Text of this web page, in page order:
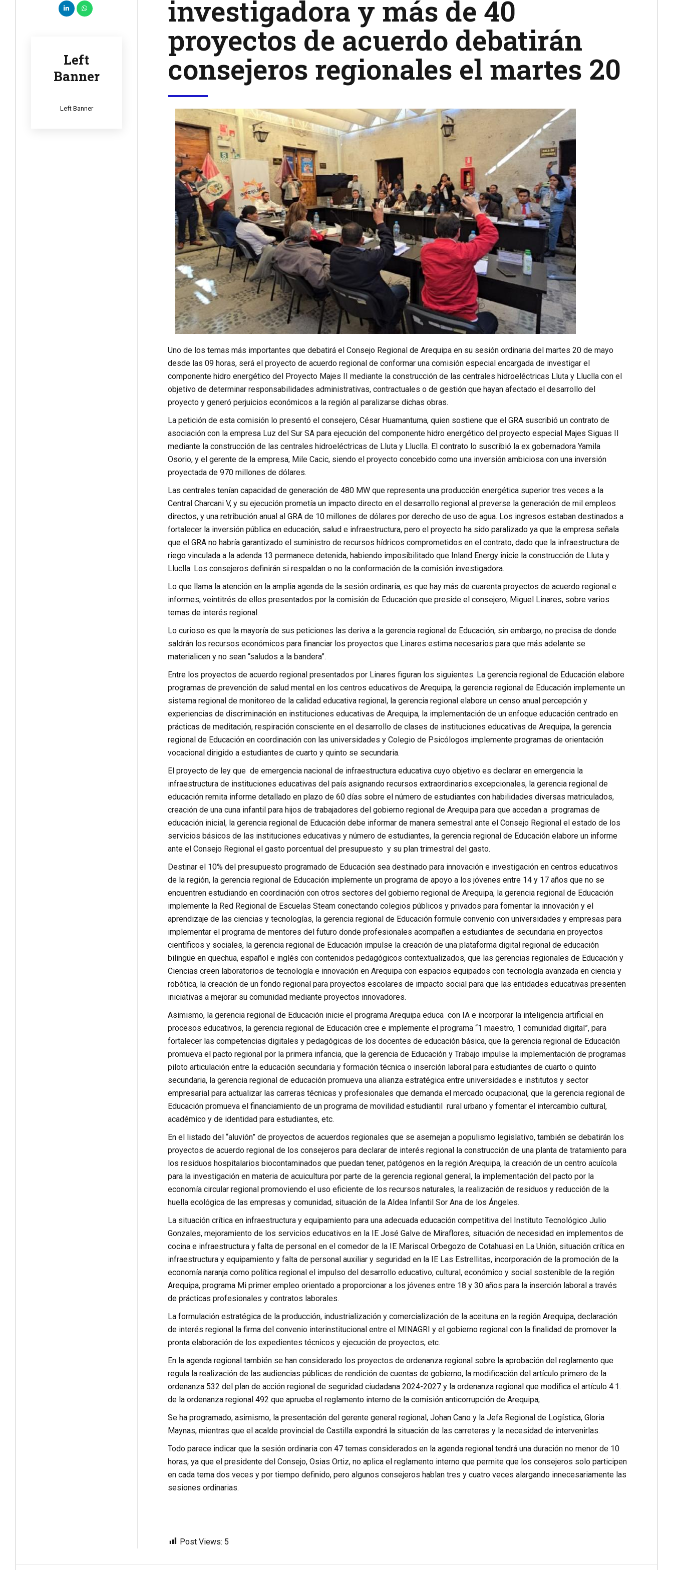
Left
Banner
Left Banner
investigadora y más de 40
proyectos de acuerdo debatirán
consejeros regionales el martes 20
Uno de los temas más importantes que debatirá el Consejo Regional de Arequipa en su sesión ordinaria del martes 20 de mayo
desde las 09 horas, será el proyecto de acuerdo regional de conformar una comisión especial encargada de investigar el
componente hidro energético del Proyecto Majes II mediante la construcción de las centrales hidroeléctricas Lluta y Lluclla con el
objetivo de determinar responsabilidades administrativas, contractuales o de gestión que hayan afectado el desarrollo del
proyecto y generó perjuicios económicos a la región al paralizarse dichas obras.
La petición de esta comisión lo presentó el consejero, César Huamantuma, quien sostiene que el GRA suscribió un contrato de
asociación con la empresa Luz del Sur SA para ejecución del componente hidro energético del proyecto especial Majes Siguas II
mediante la construcción de las centrales hidroeléctricas de Lluta y Lluclla. El contrato lo suscribió la ex gobernadora Yamila
Osorio, y el gerente de la empresa, Mile Cacic, siendo el proyecto concebido como una inversión ambiciosa con una inversión
proyectada de 970 millones de dólares.
Las centrales tenían capacidad de generación de 480 MW que representa una producción energética superior tres veces a la
Central Charcani V, y su ejecución prometía un impacto directo en el desarrollo regional al preverse la generación de mil empleos
directos, y una retribución anual al GRA de 10 millones de dólares por derecho de uso de agua. Los ingresos estaban destinados a
fortalecer la inversión pública en educación, salud e infraestructura, pero el proyecto ha sido paralizado ya que la empresa señala
que el GRA no habría garantizado el suministro de recursos hídricos comprometidos en el contrato, dado que la infraestructura de
riego vinculada a la adenda 13 permanece detenida, habiendo imposibilitado que Inland Energy inicie la construcción de Lluta y
Lluclla. Los consejeros definirán si respaldan o no la conformación de la comisión investigadora.
Lo que llama la atención en la amplia agenda de la sesión ordinaria, es que hay más de cuarenta proyectos de acuerdo regional e
informes, veintitrés de ellos presentados por la comisión de Educación que preside el consejero, Miguel Linares, sobre varios
temas de interés regional.
Lo curioso es que la mayoría de sus peticiones las deriva a la gerencia regional de Educación, sin embargo, no precisa de donde
saldrán los recursos económicos para financiar los proyectos que Linares estima necesarios para que más adelante se
materialicen y no sean “saludos a la bandera”.
Entre los proyectos de acuerdo regional presentados por Linares figuran los siguientes. La gerencia regional de Educación elabore
programas de prevención de salud mental en los centros educativos de Arequipa, la gerencia regional de Educación implemente un
sistema regional de monitoreo de la calidad educativa regional, la gerencia regional elabore un censo anual percepción y
experiencias de discriminación en instituciones educativas de Arequipa, la implementación de un enfoque educación centrado en
prácticas de meditación, respiración consciente en el desarrollo de clases de instituciones educativas de Arequipa, la gerencia
regional de Educación en coordinación con las universidades y Colegio de Psicólogos implemente programas de orientación
vocacional dirigido a estudiantes de cuarto y quinto se secundaria.
El proyecto de ley que de emergencia nacional de infraestructura educativa cuyo objetivo es declarar en emergencia la
infraestructura de instituciones educativas del país asignando recursos extraordinarios excepcionales, la gerencia regional de
educación remita informe detallado en plazo de 60 días sobre el número de estudiantes con habilidades diversas matriculados,
creación de una cuna infantil para hijos de trabajadores del gobierno regional de Arequipa para que accedan a programas de
educación inicial, la gerencia regional de Educación debe informar de manera semestral ante el Consejo Regional el estado de los
servicios básicos de las instituciones educativas y número de estudiantes, la gerencia regional de Educación elabore un informe
ante el Consejo Regional el gasto porcentual del presupuesto y su plan trimestral del gasto.
Destinar el 10% del presupuesto programado de Educación sea destinado para innovación e investigación en centros educativos
de la región, la gerencia regional de Educación implemente un programa de apoyo a los jóvenes entre 14 y 17 años que no se
encuentren estudiando en coordinación con otros sectores del gobierno regional de Arequipa, la gerencia regional de Educación
implemente la Red Regional de Escuelas Steam conectando colegios públicos y privados para fomentar la innovación y el
aprendizaje de las ciencias y tecnologías, la gerencia regional de Educación formule convenio con universidades y empresas para
implementar el programa de mentores del futuro donde profesionales acompañen a estudiantes de secundaria en proyectos
científicos y sociales, la gerencia regional de Educación impulse la creación de una plataforma digital regional de educación
bilingüe en quechua, español e inglés con contenidos pedagógicos contextualizados, que las gerencias regionales de Educación y
Ciencias creen laboratorios de tecnología e innovación en Arequipa con espacios equipados con tecnología avanzada en ciencia y
robótica, la creación de un fondo regional para proyectos escolares de impacto social para que las entidades educativas presenten
iniciativas a mejorar su comunidad mediante proyectos innovadores.
Asimismo, la gerencia regional de Educación inicie el programa Arequipa educa con IA e incorporar la inteligencia artificial en
procesos educativos, la gerencia regional de Educación cree e implemente el programa “1 maestro, 1 comunidad digital”, para
fortalecer las competencias digitales y pedagógicas de los docentes de educación básica, que la gerencia regional de Educación
promueva el pacto regional por la primera infancia, que la gerencia de Educación y Trabajo impulse la implementación de programas
piloto articulación entre la educación secundaria y formación técnica o inserción laboral para estudiantes de cuarto o quinto
secundaria, la gerencia regional de educación promueva una alianza estratégica entre universidades e institutos y sector
empresarial para actualizar las carreras técnicas y profesionales que demanda el mercado ocupacional, que la gerencia regional de
Educación promueva el financiamiento de un programa de movilidad estudiantil rural urbano y fomentar el intercambio cultural,
académico y de identidad para estudiantes, etc.
En el listado del “aluvión” de proyectos de acuerdos regionales que se asemejan a populismo legislativo, también se debatirán los
proyectos de acuerdo regional de los consejeros para declarar de interés regional la construcción de una planta de tratamiento para
los residuos hospitalarios biocontaminados que puedan tener, patógenos en la región Arequipa, la creación de un centro acuícola
para la investigación en materia de acuicultura por parte de la gerencia regional general, la implementación del pacto por la
economía circular regional promoviendo el uso eficiente de los recursos naturales, la realización de residuos y reducción de la
huella ecológica de las empresas y comunidad, situación de la Aldea Infantil Sor Ana de los Ángeles.
La situación crítica en infraestructura y equipamiento para una adecuada educación competitiva del Instituto Tecnológico Julio
Gonzales, mejoramiento de los servicios educativos en la IE José Galve de Miraflores, situación de necesidad en implementos de
cocina e infraestructura y falta de personal en el comedor de la IE Mariscal Orbegozo de Cotahuasi en La Unión, situación crítica en
infraestructura y equipamiento y falta de personal auxiliar y seguridad en la IE Las Estrellitas, incorporación de la promoción de la
economía naranja como política regional el impulso del desarrollo educativo, cultural, económico y social sostenible de la región
Arequipa, programa Mi primer empleo orientado a proporcionar a los jóvenes entre 18 y 30 años para la inserción laboral a través
de prácticas profesionales y contratos laborales.
La formulación estratégica de la producción, industrialización y comercialización de la aceituna en la región Arequipa, declaración
de interés regional la firma del convenio interinstitucional entre el MINAGRI y el gobierno regional con la finalidad de promover la
pronta elaboración de los expedientes técnicos y ejecución de proyectos, etc.
En la agenda regional también se han considerado los proyectos de ordenanza regional sobre la aprobación del reglamento que
regula la realización de las audiencias públicas de rendición de cuentas de gobierno, la modificación del artículo primero de la
ordenanza 532 del plan de acción regional de seguridad ciudadana 2024-2027 y la ordenanza regional que modifica el artículo 4.1.
de la ordenanza regional 492 que aprueba el reglamento interno de la comisión anticorrupción de Arequipa,
Se ha programado, asimismo, la presentación del gerente general regional, Johan Cano y la Jefa Regional de Logística, Gloria
Maynas, mientras que el acalde provincial de Castilla expondrá la situación de las carreteras y la necesidad de intervenirlas.
Todo parece indicar que la sesión ordinaria con 47 temas considerados en la agenda regional tendrá una duración no menor de 10
horas, ya que el presidente del Consejo, Osias Ortiz, no aplica el reglamento interno que permite que los consejeros solo participen
en cada tema dos veces y por tiempo definido, pero algunos consejeros hablan tres y cuatro veces alargando innecesariamente las
sesiones ordinarias.
Post Views: 5